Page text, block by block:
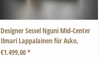
Designer Sessel Nguni Mid-Center
Ilmari Lappalainen für Asko,
1960er
€1.499,00 *